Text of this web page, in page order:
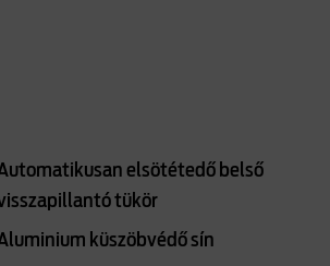
elsötétedő belső
tükör
küszöbvédő sín